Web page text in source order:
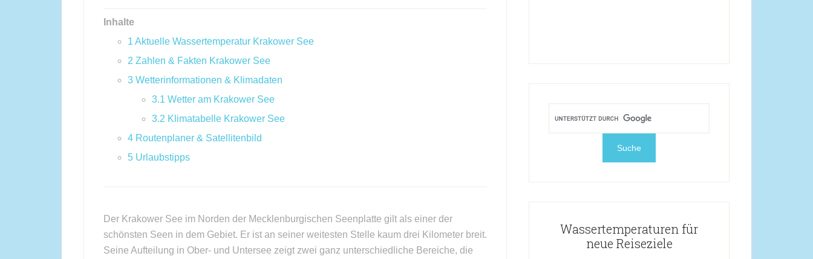
Inhalte
1 Aktuelle Wassertemperatur Krakower See
2 Zahlen & Fakten Krakower See
3 Wetterinformationen & Klimadaten
3.1 Wetter am Krakower See
3.2 Klimatabelle Krakower See
4 Routenplaner & Satellitenbild
5 Urlaubstipps
Der Krakower See im Norden der Mecklenburgischen Seenplatte gilt als einer der
schönsten Seen in dem Gebiet. Er ist an seiner weitesten Stelle kaum drei Kilometer breit.
Seine Aufteilung in Ober- und Untersee zeigt zwei ganz unterschiedliche Bereiche, die
Wassertemperaturen für
neue Reiseziele